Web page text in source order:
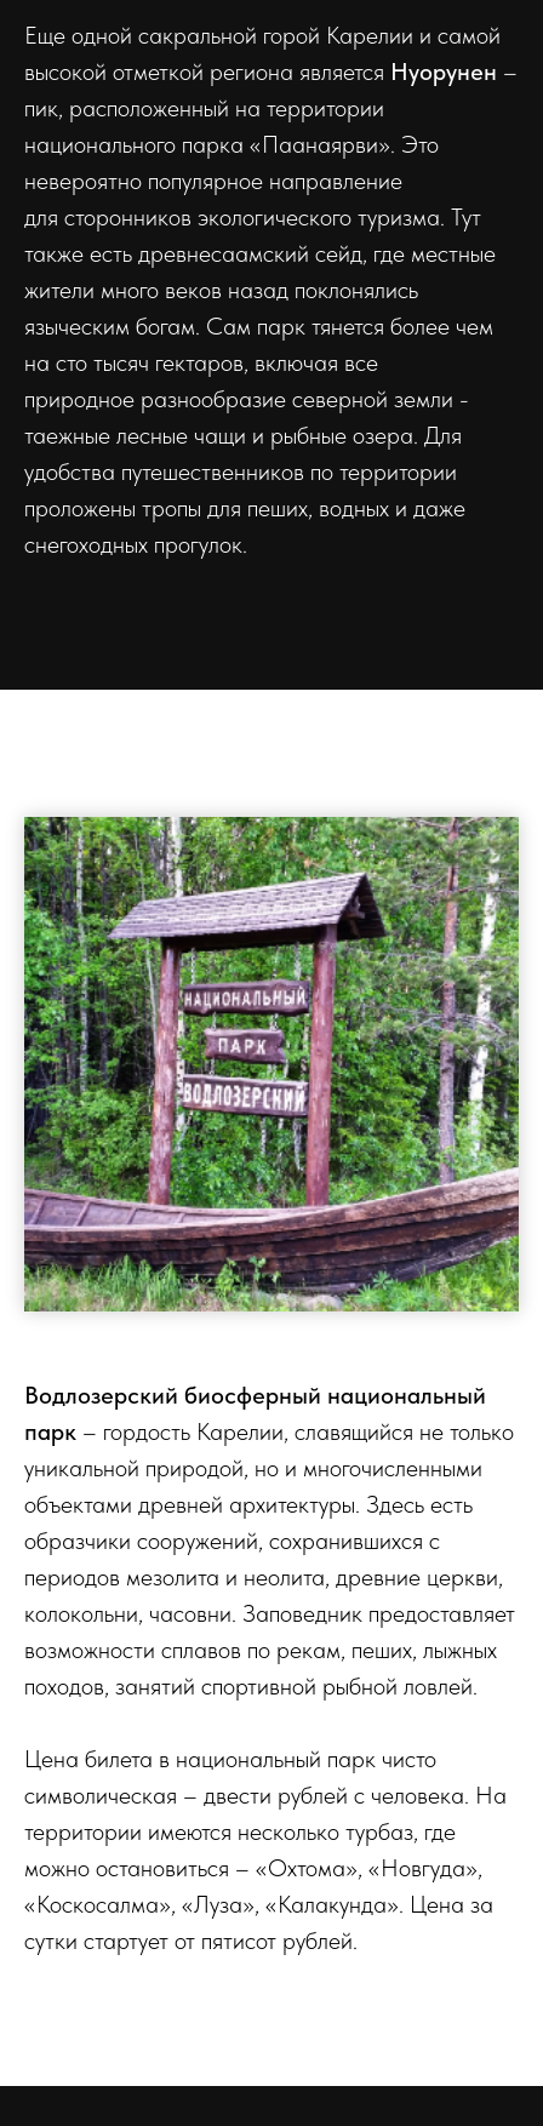
Еще одной сакральной горой Карелии и самой
высокой отметкой региона является Нуорунен –
пик, расположенный на территории
национального парка «Паанаярви». Это
невероятно популярное направление
для сторонников экологического туризма. Тут
также есть древнесаамский сейд, где местные
жители много веков назад поклонялись
языческим богам. Сам парк тянется более чем
на сто тысяч гектаров, включая все
природное разнообразие северной земли -
таежные лесные чащи и рыбные озера. Для
удобства путешественников по территории
проложены тропы для пеших, водных и даже
снегоходных прогулок.
Водлозерский биосферный национальный
парк – гордость Карелии, славящийся не только
уникальной природой, но и многочисленными
объектами древней архитектуры. Здесь есть
образчики сооружений, сохранившихся с
периодов мезолита и неолита, древние церкви,
колокольни, часовни. Заповедник предоставляет
возможности сплавов по рекам, пеших, лыжных
походов, занятий спортивной рыбной ловлей.
Цена билета в национальный парк чисто
символическая – двести рублей с человека. На
территории имеются несколько турбаз, где
можно остановиться – «Охтома», «Новгуда»,
«Коскосалма», «Луза», «Калакунда». Цена за
сутки стартует от пятисот рублей.